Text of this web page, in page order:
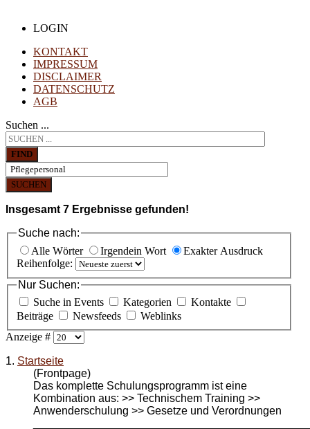
LOGIN
KONTAKT
IMPRESSUM
DISCLAIMER
DATENSCHUTZ
AGB
Suchen ...
FIND
SUCHEN
Insgesamt 7 Ergebnisse gefunden!
Suche nach:
Alle Wörter
Irgendein Wort
Exakter Ausdruck
Reihenfolge:
Nur Suchen:
Suche in Events
Kategorien
Kontakte
Beiträge
Newsfeeds
Weblinks
Anzeige #
1. Startseite
(Frontpage)
Das komplette Schulungsprogramm ist eine
Kombination aus: >> Technischem Training >>
Anwenderschulung >> Gesetze und Verordnungen